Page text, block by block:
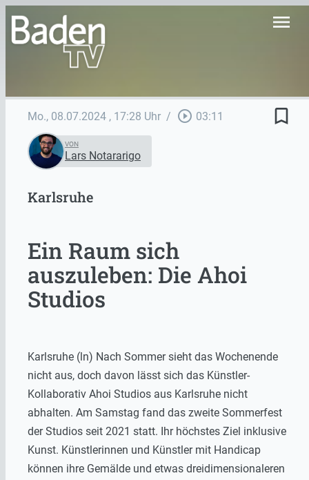
menu
Mo., 08.07.2024 , 17:28 Uhr / play_circle_outline 03:11 bookmark_border
VON
Lars Notararigo
Karlsruhe
Ein Raum sich
auszuleben: Die Ahoi
Studios
Karlsruhe (ln) Nach Sommer sieht das Wochenende
nicht aus, doch davon lässt sich das Künstler-
Kollaborativ Ahoi Studios aus Karlsruhe nicht
abhalten. Am Samstag fand das zweite Sommerfest
der Studios seit 2021 statt. Ihr höchstes Ziel inklusive
Kunst. Künstlerinnen und Künstler mit Handicap
können ihre Gemälde und etwas dreidimensionaleren